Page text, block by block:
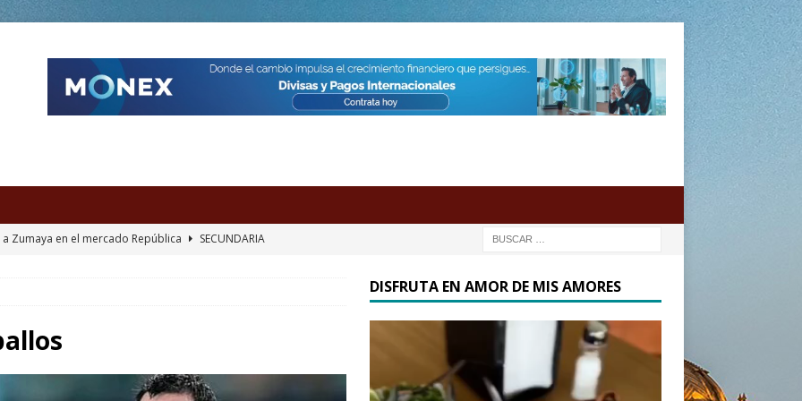
pudo con Messi, pierde 4-2 en Miami
DEPORTES
Tijuana reparten roscas
a Zumaya en el mercado República
DISFRUTA EN AMOR DE MIS AMORES